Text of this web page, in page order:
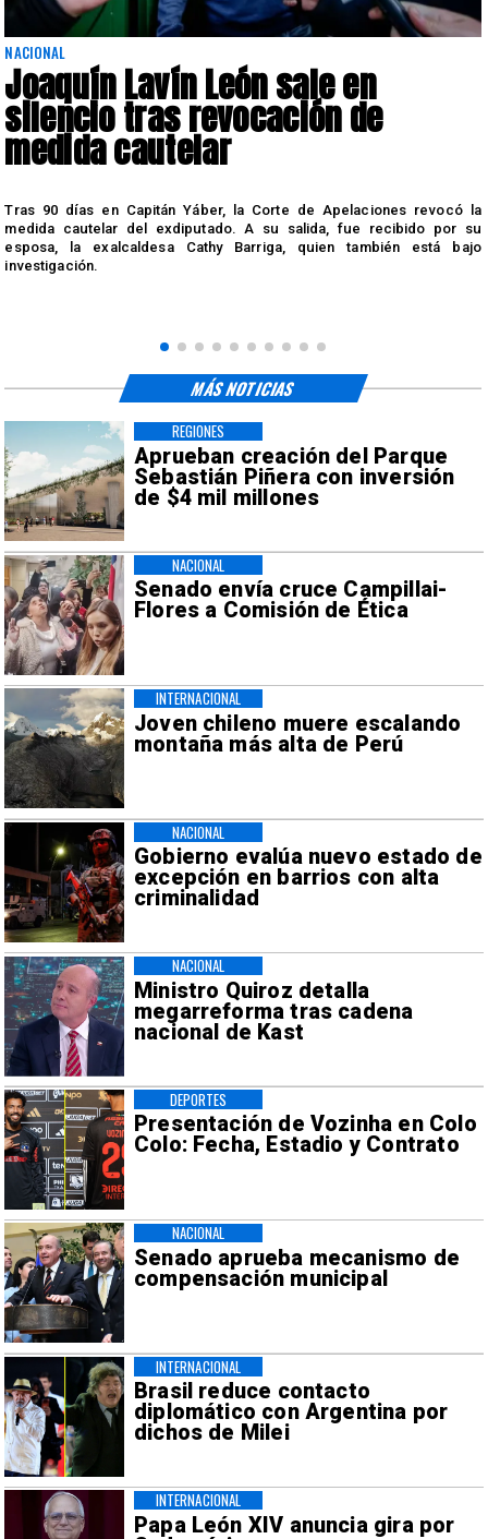
NACIONAL
Joaquín Lavín León sale en
silencio tras revocación de
medida cautelar
Tras 90 días en Capitán Yáber, la Corte de Apelaciones revocó la
medida cautelar del exdiputado. A su salida, fue recibido por su
esposa, la exalcaldesa Cathy Barriga, quien también está bajo
investigación.
Aprueban creación del Parque
Sebastián Piñera con inversión
de $4 mil millones
REGIONES
Senado envía cruce Campillai-
Flores a Comisión de Ética
NACIONAL
Joven chileno muere escalando
montaña más alta de Perú
INTERNACIONAL
Gobierno evalúa nuevo estado de
excepción en barrios con alta
criminalidad
NACIONAL
Ministro Quiroz detalla
megarreforma tras cadena
nacional de Kast
NACIONAL
Presentación de Vozinha en Colo
Colo: Fecha, Estadio y Contrato
DEPORTES
Senado aprueba mecanismo de
compensación municipal
NACIONAL
Brasil reduce contacto
diplomático con Argentina por
dichos de Milei
INTERNACIONAL
Papa León XIV anuncia gira por
INTERNACIONAL
MÁS NOTICIAS